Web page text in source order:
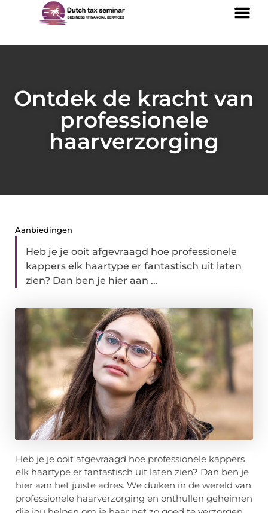
Ontdek de kracht van
professionele
haarverzorging
Aanbiedingen
Heb je je ooit afgevraagd hoe professionele
kappers elk haartype er fantastisch uit laten
zien? Dan ben je hier aan ...
Heb je je ooit afgevraagd hoe professionele kappers
elk haartype er fantastisch uit laten zien? Dan ben je
hier aan het juiste adres. We duiken in de wereld van
professionele haarverzorging en onthullen geheimen